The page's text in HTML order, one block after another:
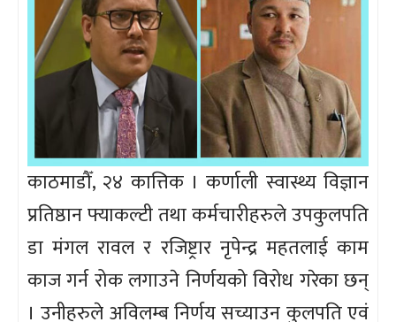
काठमाडौँ, २४ कात्तिक । कर्णाली स्वास्थ्य विज्ञान
प्रतिष्ठान फ्याकल्टी तथा कर्मचारीहरुले उपकुलपति
डा मंगल रावल र रजिष्ट्रार नृपेन्द्र महतलाई काम
काज गर्न रोक लगाउने निर्णयको विरोध गरेका छन्
। उनीहरुले अविलम्ब निर्णय सच्याउन कुलपति एवं